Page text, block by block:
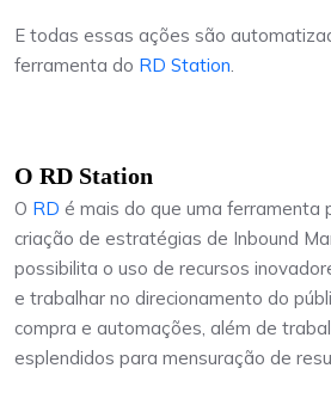
E todas essas ações são
ferramenta do RD Station
O RD Station
O RD é mais do que uma ferramenta
criação de estratégias de Inbound
possibilita o uso de recursos
e trabalhar no direcionamento do
compra e automações, além de
esplendidos para mensuração de